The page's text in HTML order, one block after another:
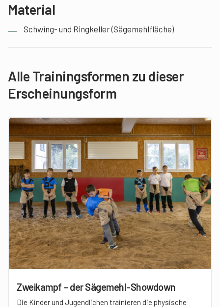
Material
Schwing- und Ringkeller (Sägemehlfläche)
Alle Trainingsformen zu dieser
Erscheinungsform
Zweikampf – der Sägemehl-Showdown
Die Kinder und Jugendlichen trainieren die physische